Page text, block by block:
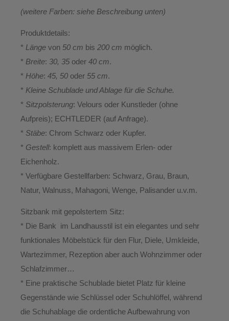
(weitere Farben: siehe Beschreibung unten)
Produktdetails:
* Länge von 50 cm bis 200 cm möglich.
* Breite: 30, 35 oder 40 cm.
* Höhe: 45, 50 oder 55 cm.
* Kleine Schublade und Ablage für die Schuhe.
* Sitzpolsterung: Velours oder Kunstleder (ohne
Aufpreis); ECHTLEDER (auf Anfrage).
* Stäbe: Chrom Schwarz oder Kupfer.
* Gestell: komplett aus massivem Erlen- oder
Eichenholz.
* Verfügbare Gestellfarben: Schwarz, Grau, Braun,
Natur, Walnuss, Mahagoni, Wenge, Palisander u.v.m.
Sitzbank mit gepolstertem Sitz:
* Die Bank im Landhausstil ist ein elegantes und sehr
funktionales Möbelstück für den Flur, Diele, Umkleide,
Wartezimmer, Rezeption aber auch Wohnzimmer oder
Schlafzimmer…
* Eine praktische Schublade bietet Platz für kleine
Gegenstände wie Schlüssel oder Schuhlöffel, während
die Schuhablage die ordentliche Aufbewahrung von